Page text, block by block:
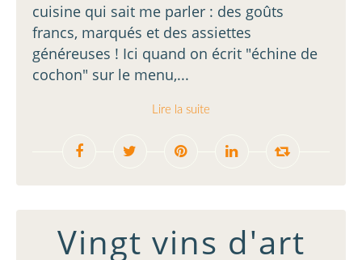
cuisine qui sait me parler : des goûts
francs, marqués et des assiettes
généreuses ! Ici quand on écrit "échine de
cochon" sur le menu,...
Lire la suite
Vingt vins d'art